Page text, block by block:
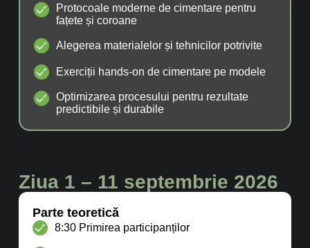
Protocoale moderne de cimentare pentru
fațete și coroane
Alegerea materialelor și tehnicilor potrivite
Exerciții hands-on de cimentare pe modele
Optimizarea procesului pentru rezultate
predictibile și durabile
Ziua 1 – 11 septembrie 2026
Parte teoretică
8:30 Primirea participanților